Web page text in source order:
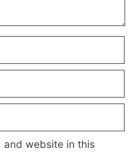
and website in this